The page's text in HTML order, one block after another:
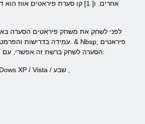
אחרים. ו[ 1] קו סערת פיראטים אווז
לפני לשחק את משחק פיראטים הסערה
עמידה בדרישות והפרמטרים של משחק המחשב. & Nbsp; פיראטים
הסערה לשחק ברשתזה אפשרי, עם מחשב הפרמטרים הבא:
Dows XP / Vista /